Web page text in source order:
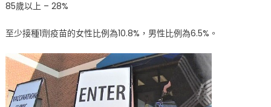
85歲以上 – 28%
至少接種1劑疫苗的女性比例為10.8%，男性比例為6.5%。